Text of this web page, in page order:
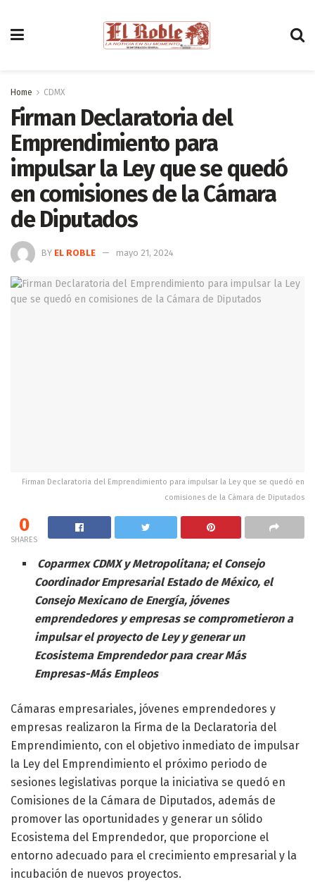
Home CDMX
Firman Declaratoria del
Emprendimiento para
impulsar la Ley que se quedó
en comisiones de la Cámara
de Diputados
BY EL ROBLE mayo 21, 2024
Firman Declaratoria del Emprendimiento para impulsar la Ley que se quedó en
comisiones de la Cámara de Diputados
0
SHARES
Coparmex CDMX y Metropolitana; el Consejo
Coordinador Empresarial Estado de México, el
Consejo Mexicano de Energía, jóvenes
emprendedores y empresas se comprometieron a
impulsar el proyecto de Ley y generar un
Ecosistema Emprendedor para crear Más
Empresas-Más Empleos
Cámaras empresariales, jóvenes emprendedores y
empresas realizaron la Firma de la Declaratoria del
Emprendimiento, con el objetivo inmediato de impulsar
la Ley del Emprendimiento el próximo periodo de
sesiones legislativas porque la iniciativa se quedó en
Comisiones de la Cámara de Diputados, además de
promover las oportunidades y generar un sólido
Ecosistema del Emprendedor, que proporcione el
entorno adecuado para el crecimiento empresarial y la
incubación de nuevos proyectos.